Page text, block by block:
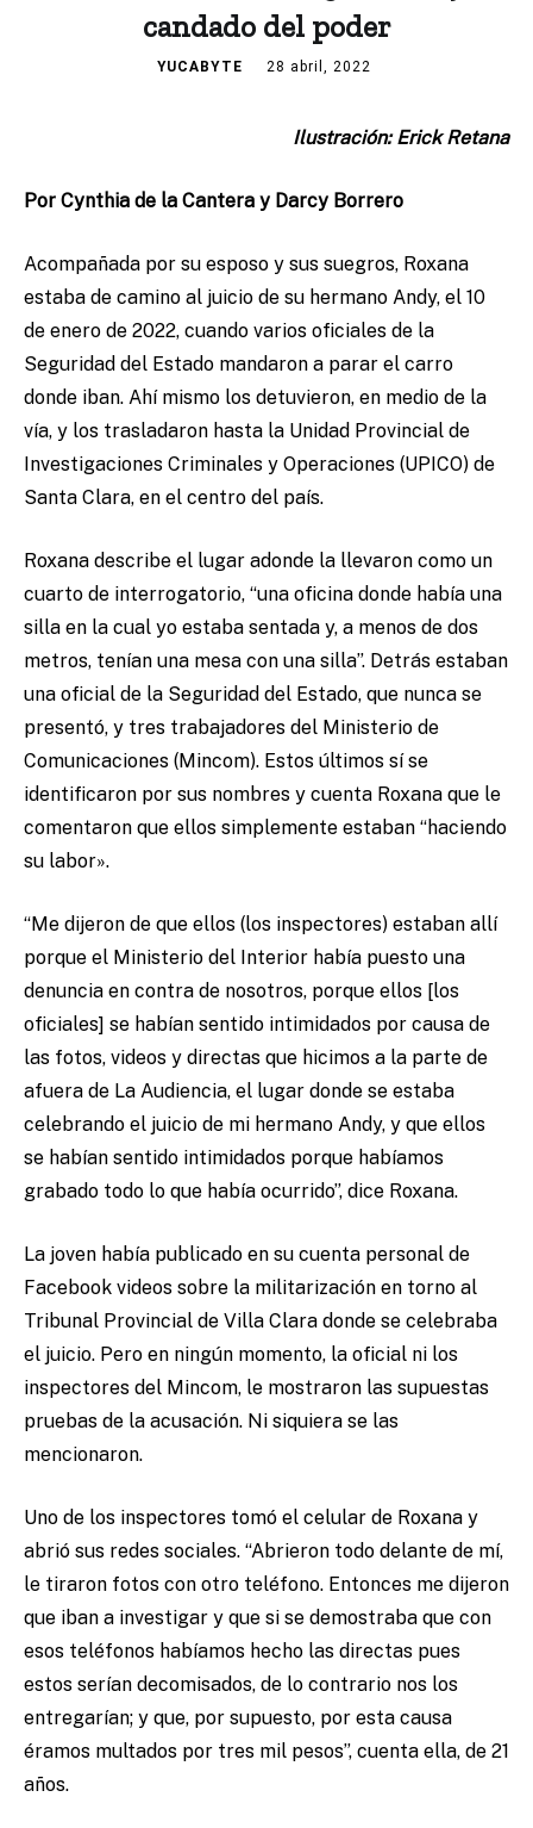
candado del poder
YUCABYTE 28 abril, 2022
Ilustración: Erick Retana
Por Cynthia de la Cantera y Darcy Borrero
Acompañada por su esposo y sus suegros, Roxana
estaba de camino al juicio de su hermano Andy, el 10
de enero de 2022, cuando varios oficiales de la
Seguridad del Estado mandaron a parar el carro
donde iban. Ahí mismo los detuvieron, en medio de la
vía, y los trasladaron hasta la Unidad Provincial de
Investigaciones Criminales y Operaciones (UPICO) de
Santa Clara, en el centro del país.
Roxana describe el lugar adonde la llevaron como un
cuarto de interrogatorio, “una oficina donde había una
silla en la cual yo estaba sentada y, a menos de dos
metros, tenían una mesa con una silla”. Detrás estaban
una oficial de la Seguridad del Estado, que nunca se
presentó, y tres trabajadores del Ministerio de
Comunicaciones (Mincom). Estos últimos sí se
identificaron por sus nombres y cuenta Roxana que le
comentaron que ellos simplemente estaban “haciendo
su labor».
“Me dijeron de que ellos (los inspectores) estaban allí
porque el Ministerio del Interior había puesto una
denuncia en contra de nosotros, porque ellos [los
oficiales] se habían sentido intimidados por causa de
las fotos, videos y directas que hicimos a la parte de
afuera de La Audiencia, el lugar donde se estaba
celebrando el juicio de mi hermano Andy, y que ellos
se habían sentido intimidados porque habíamos
grabado todo lo que había ocurrido”, dice Roxana.
La joven había publicado en su cuenta personal de
Facebook videos sobre la militarización en torno al
Tribunal Provincial de Villa Clara donde se celebraba
el juicio. Pero en ningún momento, la oficial ni los
inspectores del Mincom, le mostraron las supuestas
pruebas de la acusación. Ni siquiera se las
mencionaron.
Uno de los inspectores tomó el celular de Roxana y
abrió sus redes sociales. “Abrieron todo delante de mí,
le tiraron fotos con otro teléfono. Entonces me dijeron
que iban a investigar y que si se demostraba que con
esos teléfonos habíamos hecho las directas pues
estos serían decomisados, de lo contrario nos los
entregarían; y que, por supuesto, por esta causa
éramos multados por tres mil pesos”, cuenta ella, de 21
años.